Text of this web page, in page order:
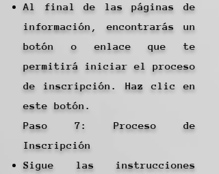
Al final de las páginas de
información, encontrarás un
botón o enlace que te
permitirá iniciar el proceso
de inscripción. Haz clic en
este botón.
Paso 7: Proceso de
Inscripción
Sigue las instrucciones